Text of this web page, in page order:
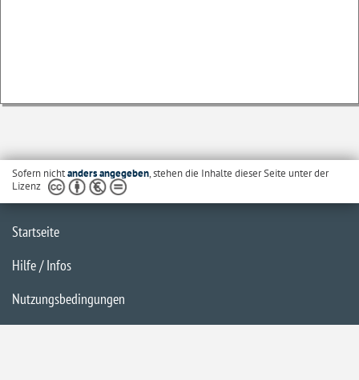
Sofern nichtanders angegeben, stehen die Inhalte dieser Seite unter der
Lizenz
Startseite
Hilfe / Infos
Nutzungsbedingungen